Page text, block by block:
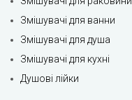
Змішувачі для ванни
Змішувачі для душа
Змішувачі для кухні
Душові лійки